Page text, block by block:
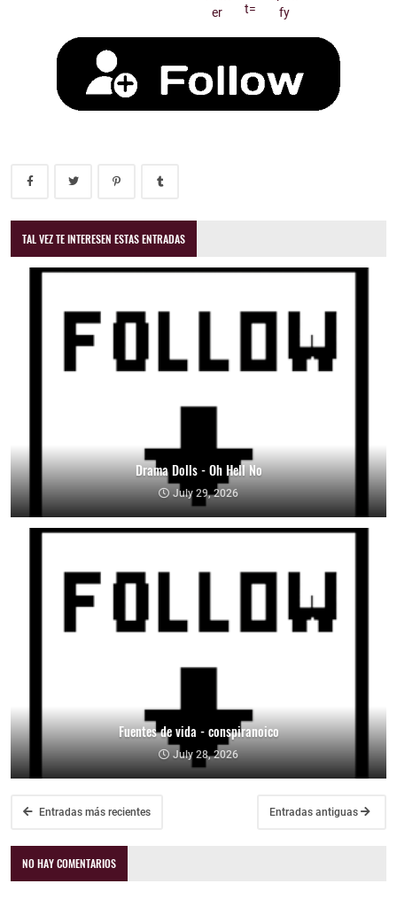
TAL VEZ TE INTERESEN ESTAS ENTRADAS
Drama Dolls - Oh Hell No
July 29, 2026
Fuentes de vida - conspiranoico
July 28, 2026
Entradas más recientes Entradas antiguas
NO HAY COMENTARIOS